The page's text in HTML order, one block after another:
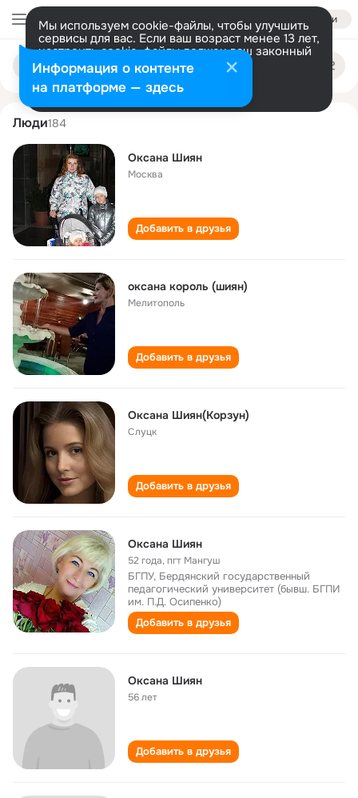
Войти
Мы используем cookie-файлы, чтобы улучшить
сервисы для вас. Если ваш возраст менее 13 лет,
настроить cookie-файлы должен ваш законный
представитель. Больше информации
Разрешить все Настроить
Поиск
людям
oksana shiyan
Люди184
Оксана Шиян
Москва
Добавить в друзья
оксана король (шиян)
Мелитополь
Добавить в друзья
Оксана Шиян(Корзун)
Слуцк
Добавить в друзья
Оксана Шиян
52 года,пгт Мангуш
БГПУ, Бердянский государственный
педагогический университет (бывш. БГПИ
им. П.Д. Осипенко)
Добавить в друзья
Оксана Шиян
56 лет
Добавить в друзья
Информация о контенте
на платформе — здесь